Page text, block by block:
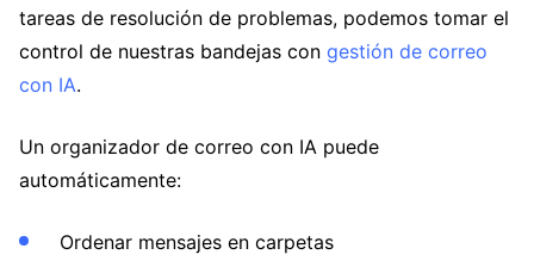
tareas de resolución de problemas, podemos tomar el
control de nuestras bandejas con gestión de correo
con IA.
Un organizador de correo con IA puede
automáticamente:
Ordenar mensajes en carpetas